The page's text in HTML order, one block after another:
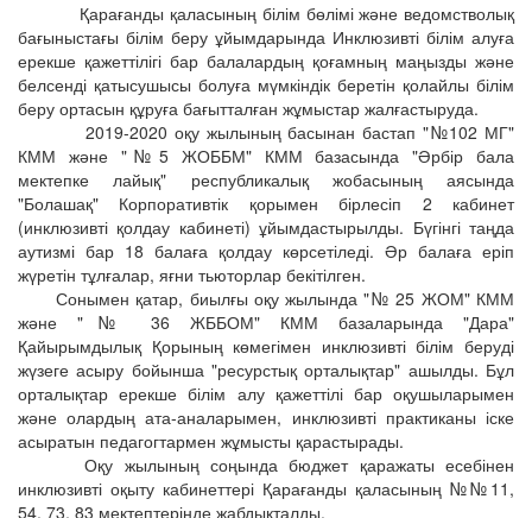
Қарағанды қаласының білім бөлімі және ведомстволық
бағыныстағы білім беру ұйымдарында Инклюзивті білім алуға
ерекше қажеттілігі бар балалардың қоғамның маңызды және
белсенді қатысушысы болуға мүмкіндік беретін қолайлы білім
беру ортасын құруға бағытталған жұмыстар жалғастыруда.
2019-2020 оқу жылының басынан бастап "№102 МГ"
КММ және "№5 ЖОББМ" КММ базасында "Әрбір бала
мектепке лайық" республикалық жобасының аясында
"Болашақ" Корпоративтік қорымен бірлесіп 2 кабинет
(инклюзивті қолдау кабинеті) ұйымдастырылды. Бүгінгі таңда
аутизмі бар 18 балаға қолдау көрсетіледі. Әр балаға еріп
жүретін тұлғалар, яғни тьюторлар бекітілген.
Сонымен қатар, биылғы оқу жылында "№ 25 ЖОМ" КММ
және "№ 36 ЖББОМ" КММ базаларында "Дара"
Қайырымдылық Қорының көмегімен инклюзивті білім беруді
жүзеге асыру бойынша "ресурстық орталықтар" ашылды. Бұл
орталықтар ерекше білім алу қажеттілі бар оқушыларымен
және олардың ата-аналарымен, инклюзивті практиканы іске
асыратын педагогтармен жұмысты қарастырады.
Оқу жылының соңында бюджет қаражаты есебінен
инклюзивті оқыту кабинеттері Қарағанды қаласының №№11,
54, 73, 83 мектептерінде жабдықталды.